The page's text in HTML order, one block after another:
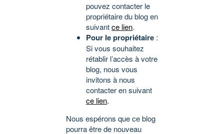
pouvez contacter le
propriétaire du blog en
suivantce lien.
Pour le propriétaire :
Si vous souhaitez
rétablir l’accès à votre
blog, nous vous
invitons à nous
contacter en suivant
ce lien.
Nous espérons que ce blog
pourra être de nouveau